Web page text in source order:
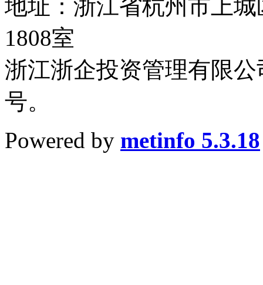
地址：浙江省杭州市上
1808室
浙江浙企投资管理有限公
号。
Powered by metinfo 5.3.18